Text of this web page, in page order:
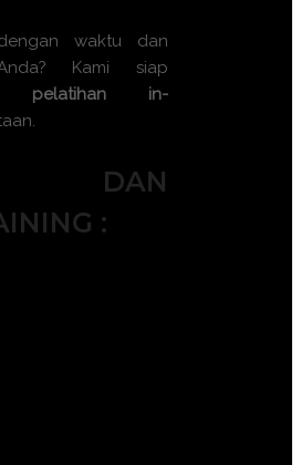
waktu dan
Kami siap
pelatihan in-
DAN
: